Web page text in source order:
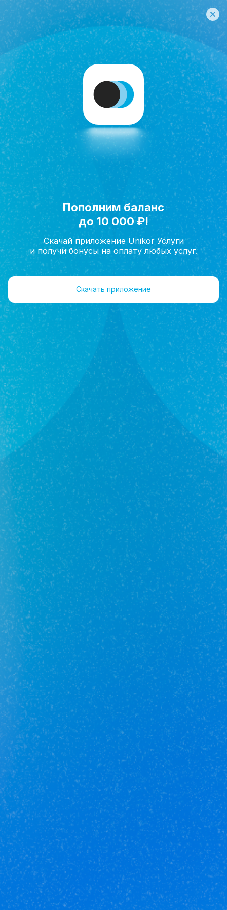
Исполнить мечту!
Главная
Помощь
Загородная недвижимость
Обмен недвижимости
Сельская Ипотека Уфа
Военная ипотека
Оформление недвижимости
Семейная ипотека
Юридические услуги
IT-Ипотека
Продажа жилой недвижимости
Услуги кадастрового инженера
Ипотека и кредитование
Коммерческая недвижимость
Оценка недвижимости
Строящееся жилье
Юникор Услуги
Получай кешбэк от 5 000 рублей
Скачивай приложение на свой смартфон
Юникор Агент
Приложение для агентов Unikor
Скачивай приложение на свой смартфон
Стоимость объектов недвижимости и иных товаров
и услуг,
не включенных в «Прайс-лист» носит
исключительно
информационный характер и ни при каких
условиях не является
публичной офертой, определяемой
положениями ст. 437 ч. 2 Гражданского кодекса
Российской
Федерации.
Политика конфиденциальности
СОГЛАСИЕ на обработку
персональных данных
/
Политика обработки
персональных данных
Соглашение об использовании
cookie-файлов
Правила рекомендательных технологий
© Unikor 2026
Пополним баланс
до 10 000 ₽!
Скачай приложение Unikor Услуги
и получи бонусы на оплату любых услуг.
Скачать приложение